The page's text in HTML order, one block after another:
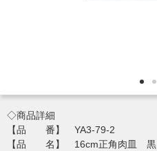
◇商品詳細
【品 番】 YA3-79-2
【品 名】 16cm正角肉皿 黒